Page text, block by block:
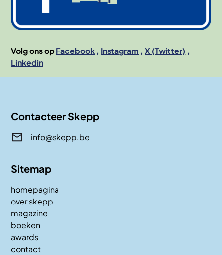
Volg ons op Facebook Instagram
X (Twitter)
Linkedin
Contacteer Skepp
info@skepp.be
Sitemap
homepagina
over skepp
magazine
boeken
awards
contact